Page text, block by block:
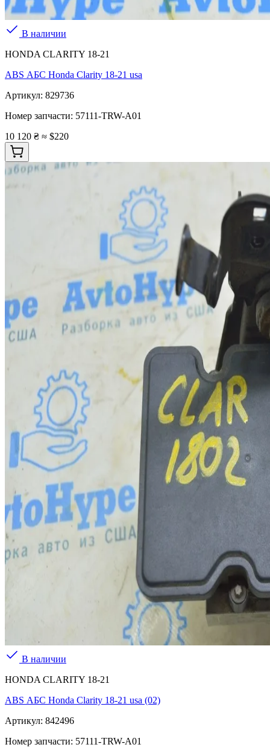
В наличии
HONDA CLARITY 18-21
ABS АБС Honda Clarity 18-21 usa
Артикул: 829736
Номер запчасти: 57111-TRW-A01
10 120 ₴ ≈ $220
В наличии
HONDA CLARITY 18-21
ABS АБС Honda Clarity 18-21 usa (02)
Артикул: 842496
Номер запчасти: 57111-TRW-A01